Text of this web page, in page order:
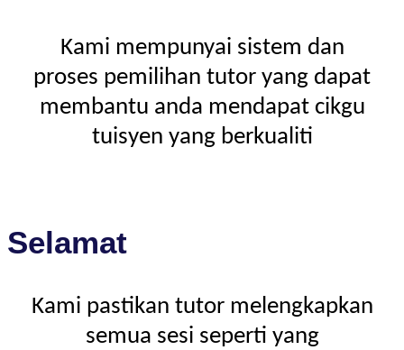
Kami mempunyai sistem dan
proses pemilihan tutor yang dapat
membantu anda mendapat cikgu
tuisyen yang berkualiti
Selamat
Kami pastikan tutor melengkapkan
semua sesi seperti yang